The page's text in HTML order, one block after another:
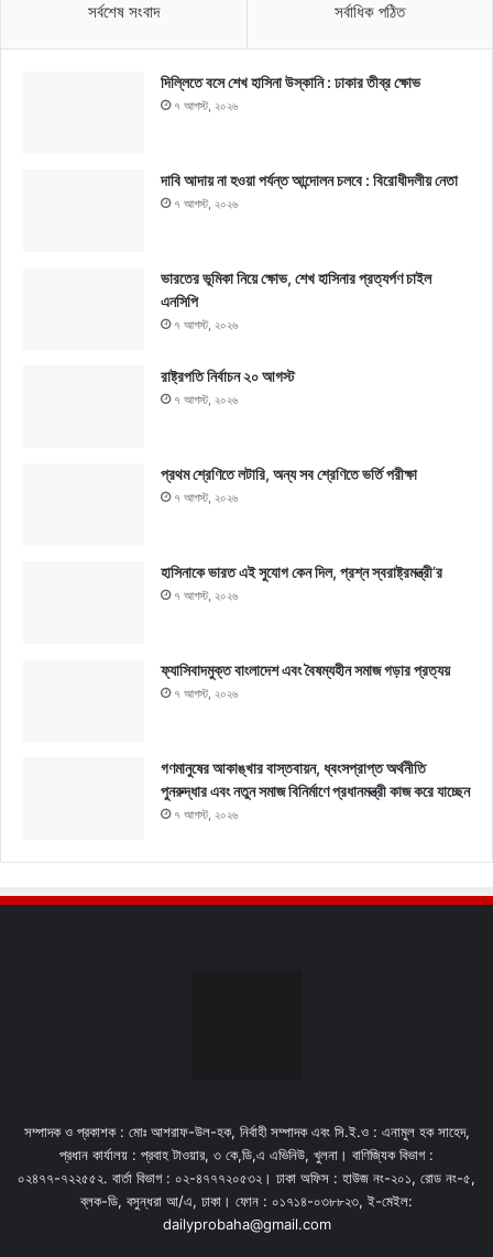
সর্বশেষ সংবাদ সর্বাধিক পঠিত
দিল্লিতে বসে শেখ হাসিনা উস্কানি : ঢাকার তীব্র ক্ষোভ
৭ আগস্ট, ২০২৬
দাবি আদায় না হওয়া পর্যন্ত আন্দোলন চলবে : বিরোধীদলীয় নেতা
৭ আগস্ট, ২০২৬
ভারতের ভূমিকা নিয়ে ক্ষোভ, শেখ হাসিনার প্রত্যর্পণ চাইল
এনসিপি
৭ আগস্ট, ২০২৬
রাষ্ট্রপতি নির্বাচন ২০ আগস্ট
৭ আগস্ট, ২০২৬
প্রথম শ্রেণিতে লটারি, অন্য সব শ্রেণিতে ভর্তি পরীক্ষা
৭ আগস্ট, ২০২৬
হাসিনাকে ভারত এই সুযোগ কেন দিল, প্রশ্ন স্বরাষ্ট্রমন্ত্রী’র
৭ আগস্ট, ২০২৬
ফ্যাসিবাদমুক্ত বাংলাদেশ এবং বৈষম্যহীন সমাজ গড়ার প্রত্যয়
৭ আগস্ট, ২০২৬
গণমানুষের আকাঙ্খার বাস্তবায়ন, ধ্বংসপ্রাপ্ত অর্থনীতি
পুনরুদ্ধার এবং নতুন সমাজ বিনির্মাণে প্রধানমন্ত্রী কাজ করে যাচ্ছেন
৭ আগস্ট, ২০২৬
সম্পাদক ও প্রকাশক : মোঃ আশরাফ-উল-হক, নির্বাহী সম্পাদক এবং সি.ই.ও : এনামুল হক সাহেদ,
প্রধান কার্যালয় : প্রবাহ টাওয়ার, ৩ কে,ডি,এ এভিনিউ, খুলনা। বাণিজ্যিক বিভাগ :
০২৪৭৭-৭২২৫৫২. বার্তা বিভাগ : ০২-৪৭৭৭২০৫৩২। ঢাকা অফিস : হাউজ নং-২০১, রোড নং-৫,
ব্লক-ডি, বসুন্ধরা আ/এ, ঢাকা। ফোন : ০১৭১৪-০৩৮৮২৩, ই-মেইল:
dailyprobaha@gmail.com